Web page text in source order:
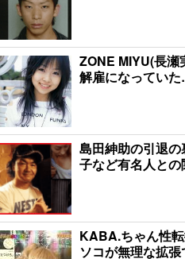
ZONE MIYU(長瀬
解雇になってい
島田紳助の引退
子など有名人との
KABA.ちゃん性
ソコが無理な拡